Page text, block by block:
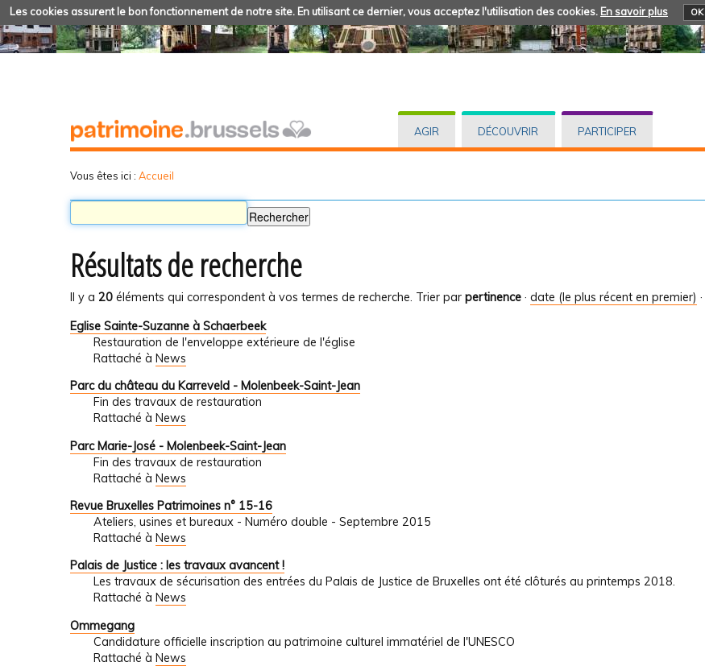
Les cookies assurent le bon fonctionnement de notre site. En utilisant ce dernier, vous acceptez l'utilisation des cookies. En savoir plus OK
AGIR DÉCOUVRIR PARTICIPER
Vous êtes ici : Accueil
Résultats de recherche
Il y a 20 éléments qui correspondent à vos termes de recherche. Trier par pertinence · date (le plus récent en premier) ·
Eglise Sainte-Suzanne à Schaerbeek
Restauration de l'enveloppe extérieure de l'église
Rattaché à News
Parc du château du Karreveld - Molenbeek-Saint-Jean
Fin des travaux de restauration
Rattaché à News
Parc Marie-José - Molenbeek-Saint-Jean
Fin des travaux de restauration
Rattaché à News
Revue Bruxelles Patrimoines n° 15-16
Ateliers, usines et bureaux - Numéro double - Septembre 2015
Rattaché à News
Palais de Justice : les travaux avancent !
Les travaux de sécurisation des entrées du Palais de Justice de Bruxelles ont été clôturés au printemps 2018.
Rattaché à News
Ommegang
Candidature officielle inscription au patrimoine culturel immatériel de l'UNESCO
Rattaché à News